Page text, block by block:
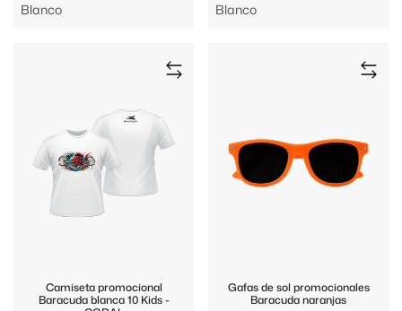
Blanco Blanco
Camiseta promocional
Baracuda blanca 10 Kids -
Gafas de sol promocionales
Baracuda naranjas